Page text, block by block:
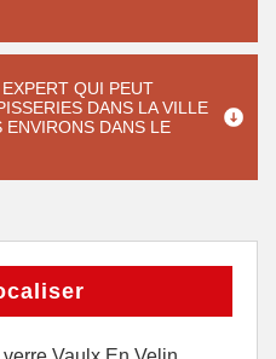
QUI PEUT
DANS LA VILLE
ENVIRONS DANS LE